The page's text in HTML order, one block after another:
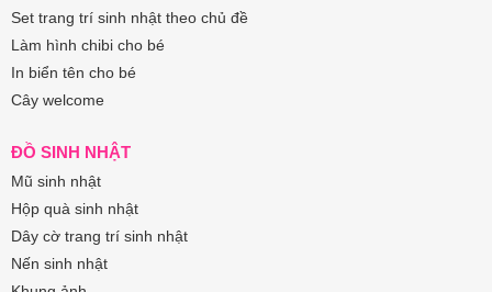
Set trang trí sinh nhật theo chủ đề
Làm hình chibi cho bé
In biển tên cho bé
Cây welcome
ĐỒ SINH NHẬT
Mũ sinh nhật
Hộp quà sinh nhật
Dây cờ trang trí sinh nhật
Nến sinh nhật